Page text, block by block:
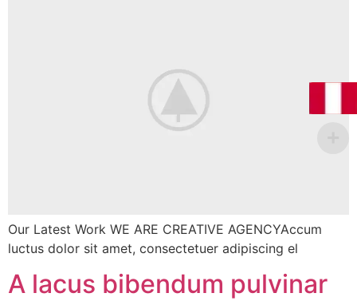
Our Latest Work WE ARE CREATIVE AGENCYAccum
luctus dolor sit amet, consectetuer adipiscing el
A lacus bibendum pulvinar